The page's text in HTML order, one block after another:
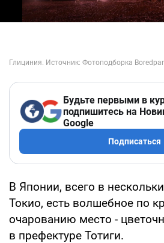
Будьте первыми в
подпишитесь на
Google
Подписаться
В Японии, всего в
Токио, есть волшебное по
очарованию место -
в префектуре Тотиги.